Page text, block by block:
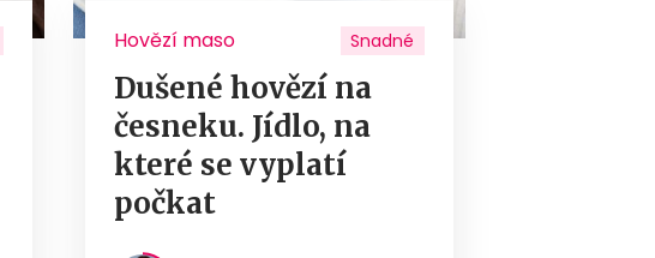
Hovězí maso Snadné
Dušené hovězí na
česneku. Jídlo, na
které se vyplatí
počkat